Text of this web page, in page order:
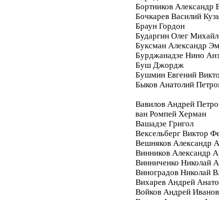
Бортников Александр
Бочкарев Василий
Браун Гордон
Бударгин Олег
Буксман Александр
Бурджанадзе Нино
Буш Джордж
Бушмин Евгений
Быков Анатолий
Вавилов Андрей
ван Ромпей Херман
Вашадзе Григол
Вексельберг Виктор
Вешняков Александр
Винников Александр
Винниченко Николай
Виноградов Николай
Вихарев Андрей
Войков Андрей